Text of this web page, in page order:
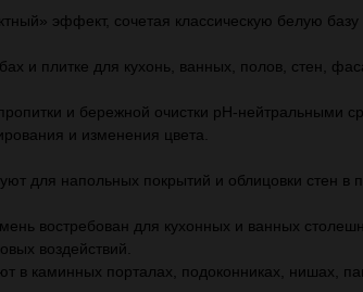
эффект, сочетая классическую белую
и плитке для кухонь, ванных, полов, стен,
и бережной очистки pH‑нейтральными
и изменения цвета.
для напольных покрытий и облицовки стен
востребован для кухонных и ванных
воздействий.
в каминных порталах, подоконниках, нишах,